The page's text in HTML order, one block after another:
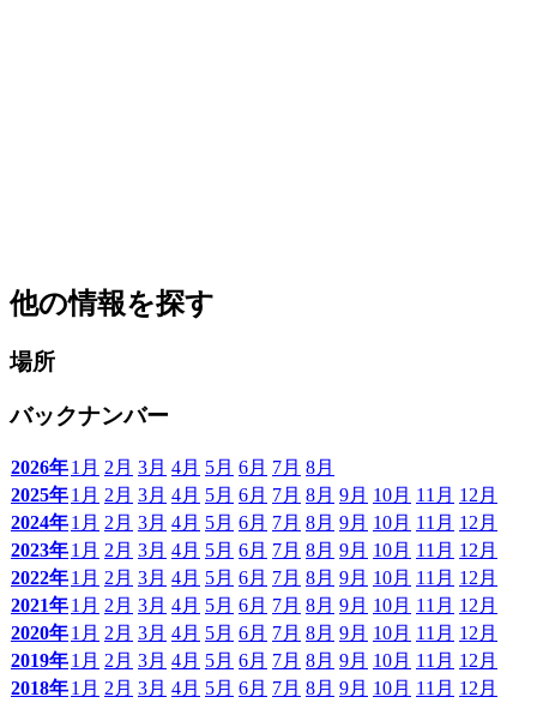
他の情報を探す
場所
バックナンバー
2026年1月 2月 3月 4月 5月 6月 7月 8月
2025年1月 2月 3月 4月 5月 6月 7月 8月 9月 10月 11月 12月
2024年1月 2月 3月 4月 5月 6月 7月 8月 9月 10月 11月 12月
2023年1月 2月 3月 4月 5月 6月 7月 8月 9月 10月 11月 12月
2022年1月 2月 3月 4月 5月 6月 7月 8月 9月 10月 11月 12月
2021年1月 2月 3月 4月 5月 6月 7月 8月 9月 10月 11月 12月
2020年1月 2月 3月 4月 5月 6月 7月 8月 9月 10月 11月 12月
2019年1月 2月 3月 4月 5月 6月 7月 8月 9月 10月 11月 12月
2018年1月 2月 3月 4月 5月 6月 7月 8月 9月 10月 11月 12月